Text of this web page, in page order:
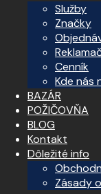
Služby
Značky
Cenník
Kde nás
BAZÁR
POŽIČOVŇA
BLOG
Kontakt
Dôležité info
Zásady